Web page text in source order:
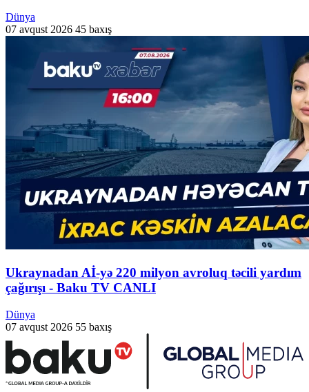
Dünya
07 avqust 2026 45 baxış
Ukraynadan Aİ-yə 220 milyon avroluq təcili yardım
çağırışı - Baku TV CANLI
Dünya
07 avqust 2026 55 baxış